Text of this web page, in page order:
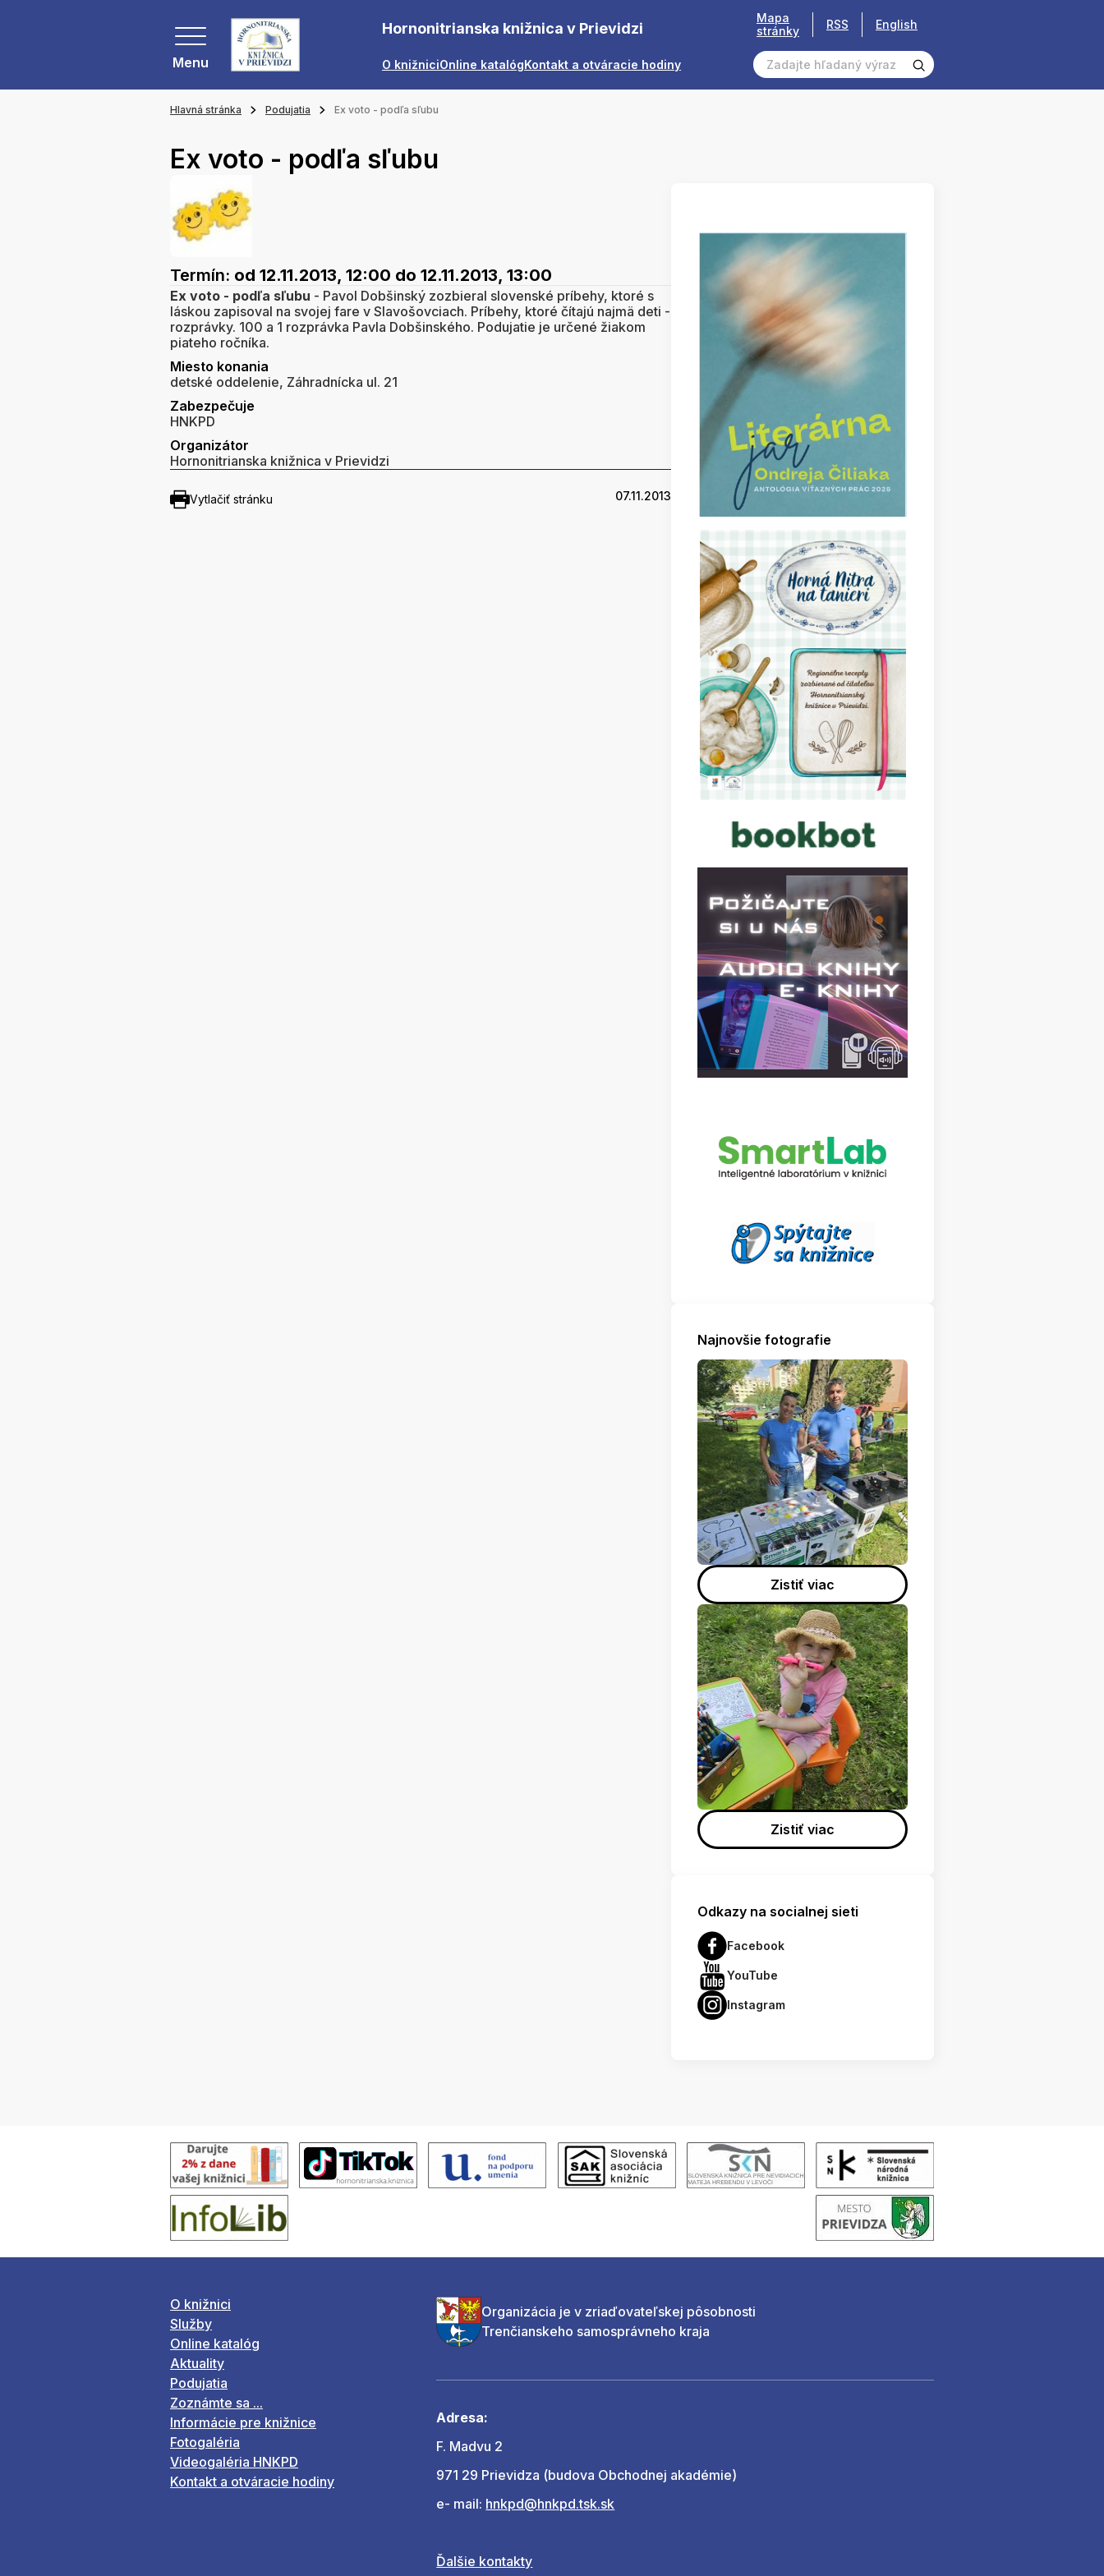
Menu
Hornonitrianska knižnica v Prievidzi
O knižniciOnline katalógKontakt a otváracie hodiny
Mapa
stránky
RSS English
Hlavná stránka Podujatia Ex voto - podľa sľubu
Ex voto - podľa sľubu
Termín: od 12.11.2013, 12:00 do 12.11.2013, 13:00
Ex voto - podľa sľubu - Pavol Dobšinský zozbieral slovenské príbehy, ktoré s
láskou zapisoval na svojej fare v Slavošovciach. Príbehy, ktoré čítajú najmä deti -
rozprávky. 100 a 1 rozprávka Pavla Dobšinského. Podujatie je určené žiakom
piateho ročníka.
Miesto konania
detské oddelenie, Záhradnícka ul. 21
Zabezpečuje
HNKPD
Organizátor
Hornonitrianska knižnica v Prievidzi
Vytlačiť stránku 07.11.2013
Najnovšie fotografie
Zistiť viac
Zistiť viac
Odkazy na socialnej sieti
Facebook
YouTube
Instagram
O knižnici
Služby
Online katalóg
Aktuality
Podujatia
Zoznámte sa ...
Informácie pre knižnice
Fotogaléria
Videogaléria HNKPD
Kontakt a otváracie hodiny
Organizácia je v zriaďovateľskej pôsobnosti
Trenčianskeho samosprávneho kraja
Adresa:
F. Madvu 2
971 29 Prievidza (budova Obchodnej akadémie)
e- mail: hnkpd@hnkpd.tsk.sk
Ďalšie kontakty